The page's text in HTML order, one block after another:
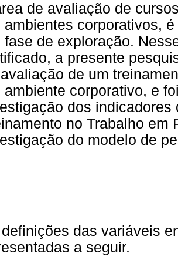
de avaliação de
ambientes corporativos,
fase de exploração.
a presente
de um
ambiente corporativo, e
dos
no Trabalho em
do modelo de
das variáveis
a seguir.